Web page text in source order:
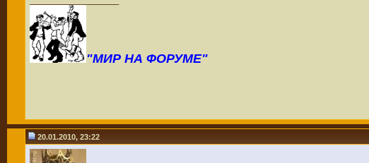
"МИР НА ФОРУМЕ"
20.01.2010, 23:22